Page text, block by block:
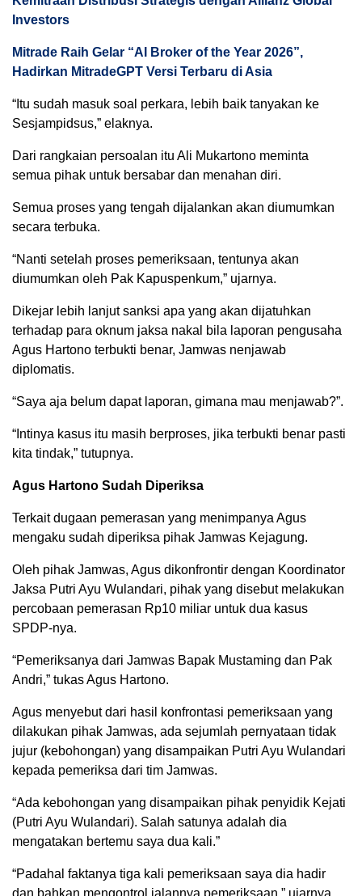
Investors
Mitrade Raih Gelar “AI Broker of the Year 2026”,
Hadirkan MitradeGPT Versi Terbaru di Asia
“Itu sudah masuk soal perkara, lebih baik tanyakan ke
Sesjampidsus,” elaknya.
Dari rangkaian persoalan itu Ali Mukartono meminta
semua pihak untuk bersabar dan menahan diri.
Semua proses yang tengah dijalankan akan diumumkan
secara terbuka.
“Nanti setelah proses pemeriksaan, tentunya akan
diumumkan oleh Pak Kapuspenkum,” ujarnya.
Dikejar lebih lanjut sanksi apa yang akan dijatuhkan
terhadap para oknum jaksa nakal bila laporan pengusaha
Agus Hartono terbukti benar, Jamwas nenjawab
diplomatis.
“Saya aja belum dapat laporan, gimana mau menjawab?”.
“Intinya kasus itu masih berproses, jika terbukti benar pasti
kita tindak,” tutupnya.
Agus Hartono Sudah Diperiksa
Terkait dugaan pemerasan yang menimpanya Agus
mengaku sudah diperiksa pihak Jamwas Kejagung.
Oleh pihak Jamwas, Agus dikonfrontir dengan Koordinator
Jaksa Putri Ayu Wulandari, pihak yang disebut melakukan
percobaan pemerasan Rp10 miliar untuk dua kasus
SPDP-nya.
“Pemeriksanya dari Jamwas Bapak Mustaming dan Pak
Andri,” tukas Agus Hartono.
Agus menyebut dari hasil konfrontasi pemeriksaan yang
dilakukan pihak Jamwas, ada sejumlah pernyataan tidak
jujur (kebohongan) yang disampaikan Putri Ayu Wulandari
kepada pemeriksa dari tim Jamwas.
“Ada kebohongan yang disampaikan pihak penyidik Kejati
(Putri Ayu Wulandari). Salah satunya adalah dia
mengatakan bertemu saya dua kali.”
“Padahal faktanya tiga kali pemeriksaan saya dia hadir
dan bahkan mengontrol jalannya pemeriksaan,” ujarnya.